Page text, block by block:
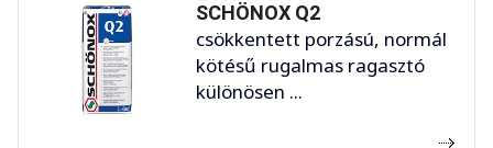
SCHÖNOX Q2
csökkentett porzású, normál
kötésű rugalmas ragasztó
különösen ...